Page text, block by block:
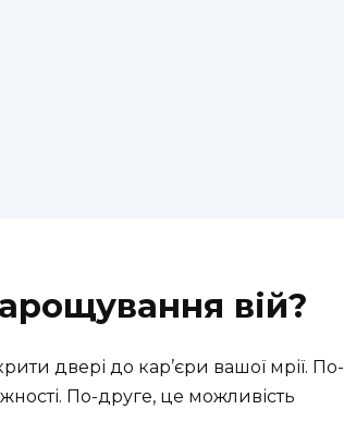
вій?
двері до кар’єри вашої мрії. По-
По-друге, це можливість